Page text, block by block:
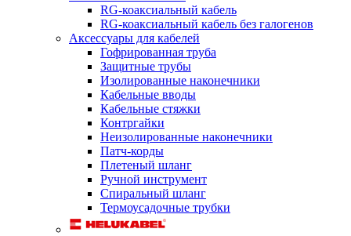
RG-коаксиальный кабель
RG-коаксиальный кабель без галогенов
Аксессуары для кабелей
Гофрированная труба
Защитные трубы
Изолированные наконечники
Кабельные вводы
Кабельные стяжки
Контргайки
Неизолированные наконечники
Патч-корды
Плетеный шланг
Ручной инструмент
Спиральный шланг
Термоусадочные трубки